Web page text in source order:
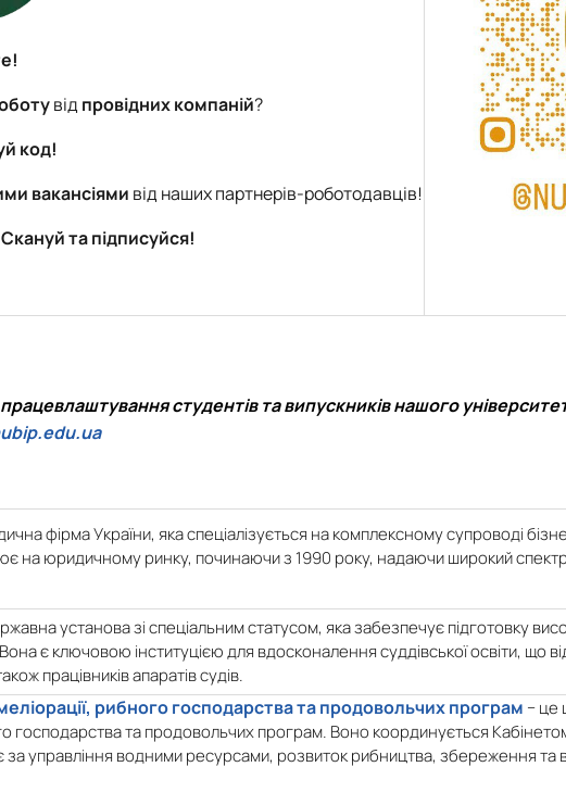
від провідних компаній?
код!
вакансіями від наших партнерів-роботодавців!
та підписуйся!
студентів та випускників нашого
фірма України, яка спеціалізується на комплексному супроводі
на юридичному ринку, починаючи з 1990 року, надаючи широкий спектр
установа зі спеціальним статусом, яка забезпечує підготовку
є ключовою інституцією для вдосконалення суддівської освіти, що
працівників апаратів судів.
рибного господарства та продовольчих програм − це
господарства та продовольчих програм. Воно координується Кабінетом
за управління водними ресурсами, розвиток рибництва, збереження та